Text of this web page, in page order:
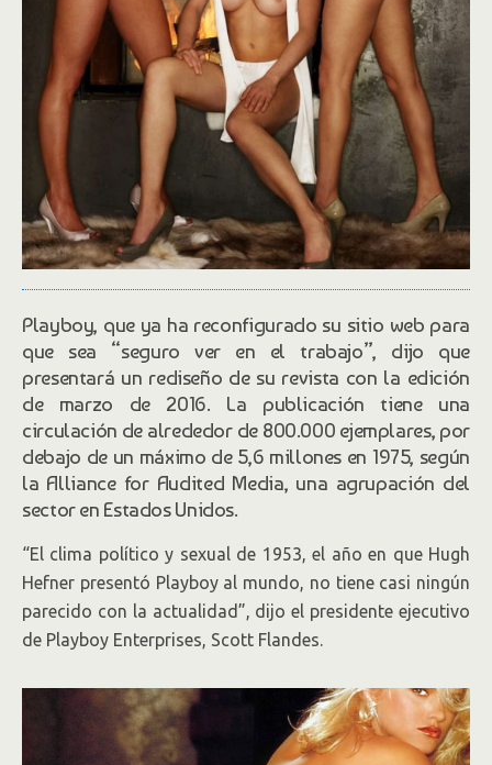
Playboy, que ya ha reconfigurado su sitio web para
que sea “seguro ver en el trabajo”, dijo que
presentará un rediseño de su revista con la edición
de marzo de 2016. La publicación tiene una
circulación de alrededor de 800.000 ejemplares, por
debajo de un máximo de 5,6 millones en 1975, según
la Alliance for Audited Media, una agrupación del
sector en Estados Unidos.
“El clima político y sexual de 1953, el año en que Hugh
Hefner presentó Playboy al mundo, no tiene casi ningún
parecido con la actualidad”, dijo el presidente ejecutivo
de Playboy Enterprises, Scott Flandes.